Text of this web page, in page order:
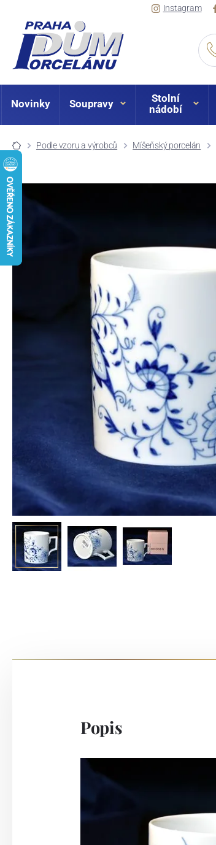
Instagram
Novinky Soupravy
Stolní
nádobí
Podle vzoru a výrobců Míšeňský porcelán
Popis